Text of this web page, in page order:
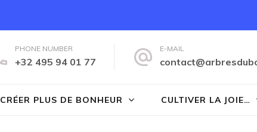
PHONE NUMBER
+32 495 94 01 77
E-MAIL
CRÉER PLUS DE BONHEUR CULTIVER LA JOIE…